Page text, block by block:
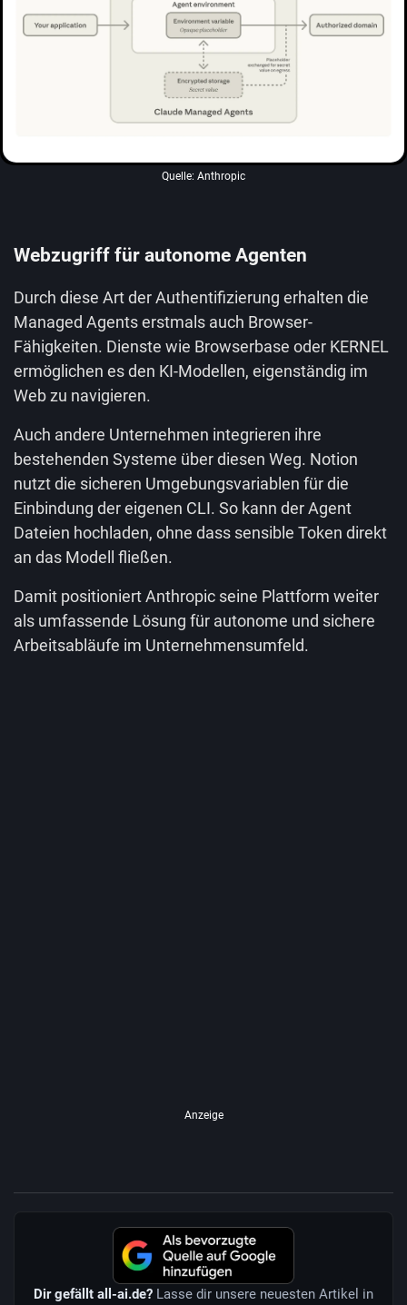
Quelle: Anthropic
Webzugriff für autonome Agenten
Durch diese Art der Authentifizierung erhalten die
Managed Agents erstmals auch Browser-
Fähigkeiten. Dienste wie Browserbase oder KERNEL
ermöglichen es den KI-Modellen, eigenständig im
Web zu navigieren.
Auch andere Unternehmen integrieren ihre
bestehenden Systeme über diesen Weg. Notion
nutzt die sicheren Umgebungsvariablen für die
Einbindung der eigenen CLI. So kann der Agent
Dateien hochladen, ohne dass sensible Token direkt
an das Modell fließen.
Damit positioniert Anthropic seine Plattform weiter
als umfassende Lösung für autonome und sichere
Arbeitsabläufe im Unternehmensumfeld.
Anzeige
Dir gefällt all-ai.de? Lasse dir unsere neuesten Artikel in